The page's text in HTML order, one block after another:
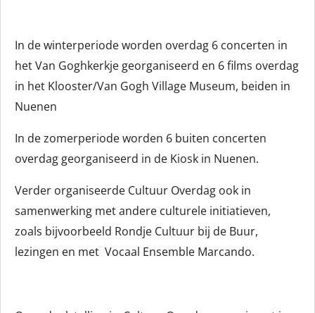
In de winterperiode worden overdag 6 concerten in
het Van Goghkerkje georganiseerd en 6 films overdag
in het Klooster/Van Gogh Village Museum, beiden in
Nuenen
In de zomerperiode worden 6 buiten concerten
overdag georganiseerd in de Kiosk in Nuenen.
Verder organiseerde Cultuur Overdag ook in
samenwerking met andere culturele initiatieven,
zoals bijvoorbeeld Rondje Cultuur bij de Buur,
lezingen en met Vocaal Ensemble Marcando.